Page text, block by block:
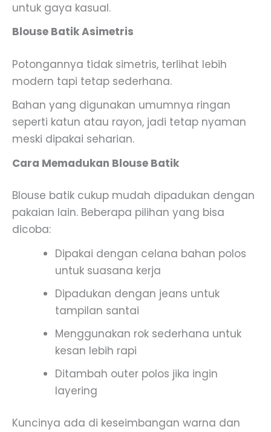
untuk gaya kasual.
Blouse Batik Asimetris
Potongannya tidak simetris, terlihat lebih
modern tapi tetap sederhana.
Bahan yang digunakan umumnya ringan
seperti katun atau rayon, jadi tetap nyaman
meski dipakai seharian.
Cara Memadukan Blouse Batik
Blouse batik cukup mudah dipadukan dengan
pakaian lain. Beberapa pilihan yang bisa
dicoba:
Dipakai dengan celana bahan polos
untuk suasana kerja
Dipadukan dengan jeans untuk
tampilan santai
Menggunakan rok sederhana untuk
kesan lebih rapi
Ditambah outer polos jika ingin
layering
Kuncinya ada di keseimbangan warna dan